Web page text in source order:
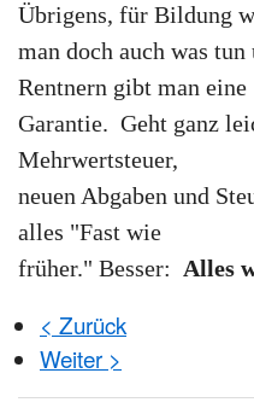
Übrigens, für Bildung
man doch auch was
Rentnern gibt man eine
Garantie. Geht ganz
Mehrwertsteuer,
neuen Abgaben und
alles "Fast wie
früher." Besser: Alles
< Zurück
Weiter >